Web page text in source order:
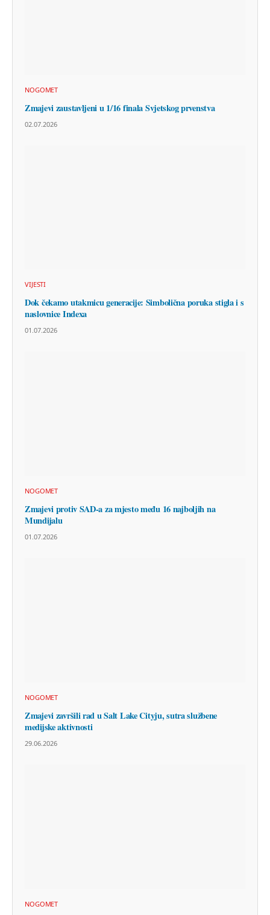
NOGOMET
Zmajevi zaustavljeni u 1/16 finala Svjetskog prvenstva
02.07.2026
VIJESTI
Dok čekamo utakmicu generacije: Simbolična poruka stigla i s
naslovnice Indexa
01.07.2026
NOGOMET
Zmajevi protiv SAD-a za mjesto među 16 najboljih na
Mundijalu
01.07.2026
NOGOMET
Zmajevi završili rad u Salt Lake Cityju, sutra službene
medijske aktivnosti
29.06.2026
NOGOMET